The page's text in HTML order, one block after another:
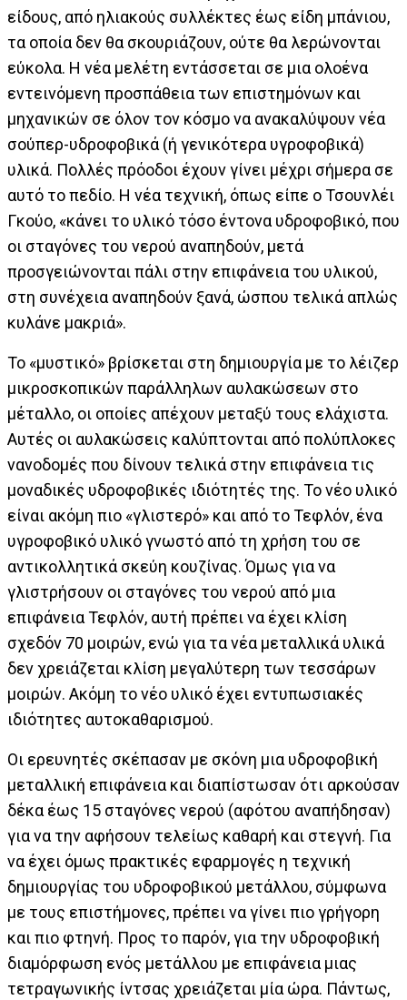
είδους, από ηλιακούς συλλέκτες έως είδη μπάνιου,
τα οποία δεν θα σκουριάζουν, ούτε θα λερώνονται
εύκολα. Η νέα μελέτη εντάσσεται σε μια ολοένα
εντεινόμενη προσπάθεια των επιστημόνων και
μηχανικών σε όλον τον κόσμο να ανακαλύψουν νέα
σούπερ-υδροφοβικά (ή γενικότερα υγροφοβικά)
υλικά. Πολλές πρόοδοι έχουν γίνει μέχρι σήμερα σε
αυτό το πεδίο. Η νέα τεχνική, όπως είπε ο Τσουνλέι
Γκούο, «κάνει το υλικό τόσο έντονα υδροφοβικό, που
οι σταγόνες του νερού αναπηδούν, μετά
προσγειώνονται πάλι στην επιφάνεια του υλικού,
στη συνέχεια αναπηδούν ξανά, ώσπου τελικά απλώς
κυλάνε μακριά».
Το «μυστικό» βρίσκεται στη δημιουργία με το λέιζερ
μικροσκοπικών παράλληλων αυλακώσεων στο
μέταλλο, οι οποίες απέχουν μεταξύ τους ελάχιστα.
Αυτές οι αυλακώσεις καλύπτονται από πολύπλοκες
νανοδομές που δίνουν τελικά στην επιφάνεια τις
μοναδικές υδροφοβικές ιδιότητές της. Το νέο υλικό
είναι ακόμη πιο «γλιστερό» και από το Τεφλόν, ένα
υγροφοβικό υλικό γνωστό από τη χρήση του σε
αντικολλητικά σκεύη κουζίνας. Όμως για να
γλιστρήσουν οι σταγόνες του νερού από μια
επιφάνεια Τεφλόν, αυτή πρέπει να έχει κλίση
σχεδόν 70 μοιρών, ενώ για τα νέα μεταλλικά υλικά
δεν χρειάζεται κλίση μεγαλύτερη των τεσσάρων
μοιρών. Ακόμη το νέο υλικό έχει εντυπωσιακές
ιδιότητες αυτοκαθαρισμού.
Οι ερευνητές σκέπασαν με σκόνη μια υδροφοβική
μεταλλική επιφάνεια και διαπίστωσαν ότι αρκούσαν
δέκα έως 15 σταγόνες νερού (αφότου αναπήδησαν)
για να την αφήσουν τελείως καθαρή και στεγνή. Για
να έχει όμως πρακτικές εφαρμογές η τεχνική
δημιουργίας του υδροφοβικού μετάλλου, σύμφωνα
με τους επιστήμονες, πρέπει να γίνει πιο γρήγορη
και πιο φτηνή. Προς το παρόν, για την υδροφοβική
διαμόρφωση ενός μετάλλου με επιφάνεια μιας
τετραγωνικής ίντσας χρειάζεται μία ώρα. Πάντως,